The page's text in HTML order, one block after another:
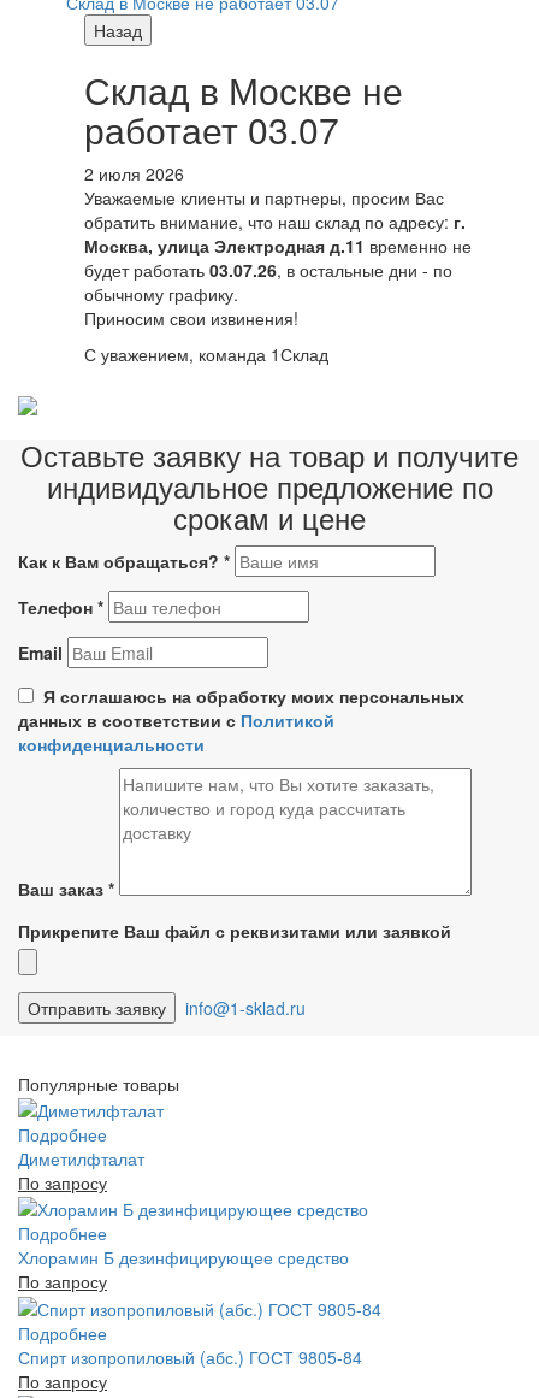
Назад
Склад в Москве не
работает 03.07
2 июля 2026
Уважаемые клиенты и партнеры, просим Вас
обратить внимание, что наш склад по адресу: г.
Москва, улица Электродная д.11 временно не
будет работать 03.07.26, в остальные дни - по
обычному графику.
Приносим свои извинения!
С уважением, команда 1Склад
Оставьте заявку на товар и получите
индивидуальное предложение по
срокам и цене
Как к Вам обращаться? *
Телефон *
Email
Я соглашаюсь на обработку моих персональных
данных в соответствии с Политикой
конфиденциальности
Ваш заказ *
Прикрепите Ваш файл с реквизитами или заявкой
info@1-sklad.ru
Популярные товары
Подробнее
Диметилфталат
По запросу
Подробнее
Хлорамин Б дезинфицирующее средство
По запросу
Подробнее
Спирт изопропиловый (абс.) ГОСТ 9805-84
По запросу